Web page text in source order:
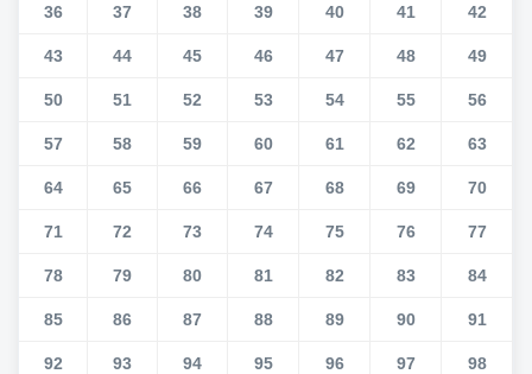
36 37 38 39 40 41 42
43 44 45 46 47 48 49
50 51 52 53 54 55 56
57 58 59 60 61 62 63
64 65 66 67 68 69 70
71 72 73 74 75 76 77
78 79 80 81 82 83 84
85 86 87 88 89 90 91
92 93 94 95 96 97 98